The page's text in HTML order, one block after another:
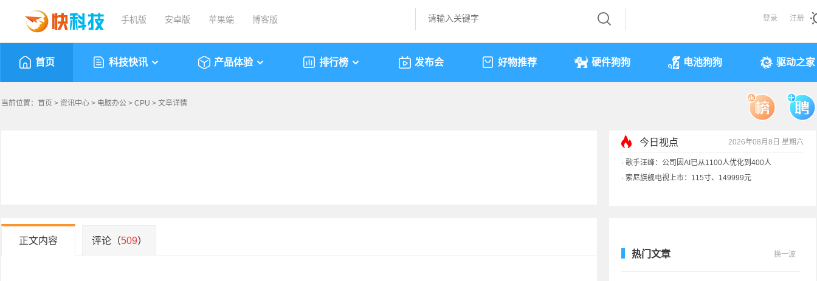
手机版 安卓版 苹果端 博客版 登录 注册
首页 科技快讯 产品体验 排行榜 发布会 好物推荐 硬件狗狗 电池狗狗 驱动之家
当前位置： 首页 > 资讯中心 > 电脑办公 > CPU > 文章详情
今日视点 2026年08月8日 星期六
索尼旗舰电视上市：115寸、149999元
SpaceX火箭残骸7倍音速撞月球 对比图像公布
正文内容 评论（509）
热门文章 换一波